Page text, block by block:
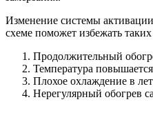
Изменение системы
схеме поможет избежать
Продолжительный
Температура
Плохое охлаждение в
Нерегулярный обогрев